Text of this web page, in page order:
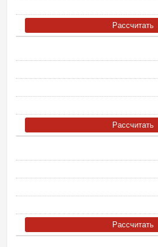
Рассчитать
Рассчитать
Рассчитать